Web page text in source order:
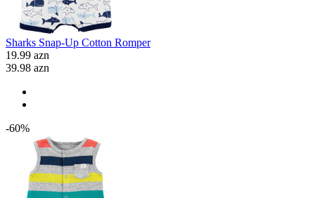
Sharks Snap-Up Cotton Romper
19.99 azn
39.98 azn
-60%